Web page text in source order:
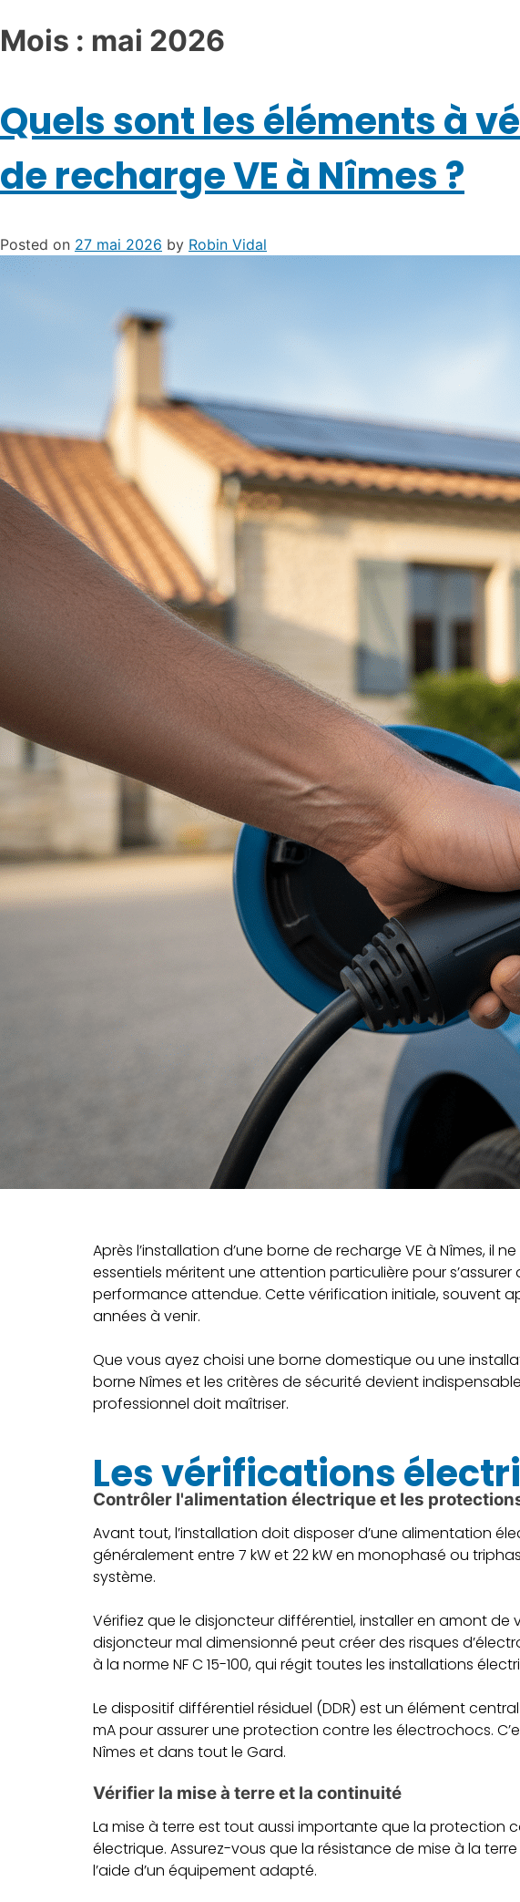
Mois : mai 2026
Quels sont les éléments à
de recharge VE à Nîmes ?
Posted on 27 mai 2026 by Robin Vidal
Après l’installation d’une borne de recharge VE à Nîmes, il
essentiels méritent une attention particulière pour
performance attendue. Cette vérification initiale, souvent
années à venir.
Que vous ayez choisi une borne domestique ou une
borne Nîmes et les critères de sécurité devient
professionnel doit maîtriser.
Les vérifications
Contrôler l'alimentation électrique et les
Avant tout, l’installation doit disposer d’une alimentation
généralement entre 7 kW et 22 kW en monophasé ou
système.
Vérifiez que le disjoncteur différentiel, installer en amont
disjoncteur mal dimensionné peut créer des risques
à la norme NF C 15-100, qui régit toutes les installations
Le dispositif différentiel résiduel (DDR) est un élément
mA pour assurer une protection contre les électrochocs.
Nîmes et dans tout le Gard.
Vérifier la mise à terre et la continuité
La mise à terre est tout aussi importante que la protection
électrique. Assurez-vous que la résistance de mise à la
l’aide d’un équipement adapté.